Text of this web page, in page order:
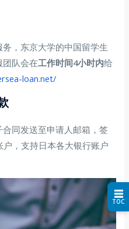
，东京大学的中国留学生
团队会在工作时间4小时内给
loan.net/
同发送至申请人邮箱，签
户，支持日本各大银行账户
☰
TOC